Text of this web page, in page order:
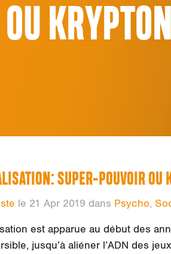
OU
SUPER-POUVOIR OU
le 21 Apr 2019 dans Psycho,
est apparue au début des
jusqu’à aliéner l’ADN des